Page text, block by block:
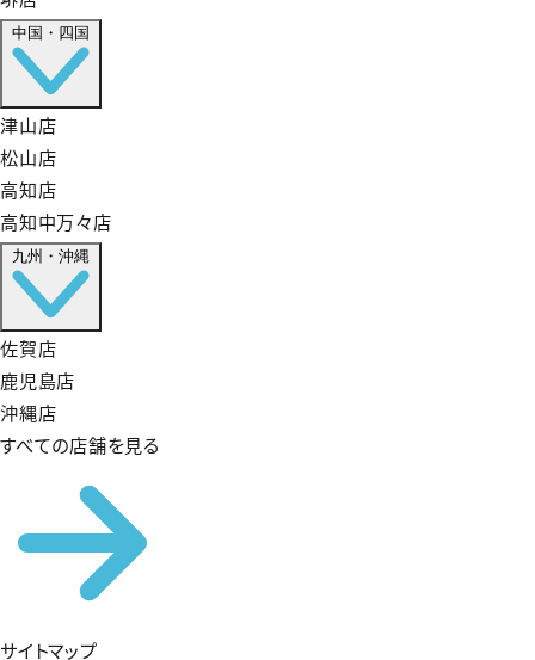
中国・四国
津山店
松山店
高知店
高知中万々店
九州・沖縄
佐賀店
鹿児島店
沖縄店
すべての店舗を見る
サイトマップ